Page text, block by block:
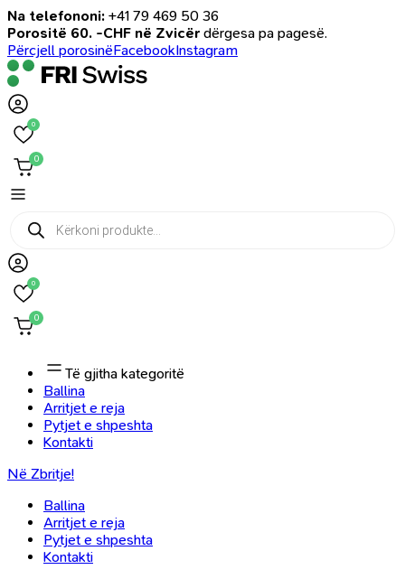
Na telefononi: +41 79 469 50 36
Porositë 60. -CHF në Zvicër dërgesa pa pagesë.
Përcjell porosinëFacebookInstagram
0
0
Products
search
0
0
Të gjitha kategoritë
Ballina
Arritjet e reja
Pytjet e shpeshta
Kontakti
Në Zbritje!
Ballina
Arritjet e reja
Pytjet e shpeshta
Kontakti